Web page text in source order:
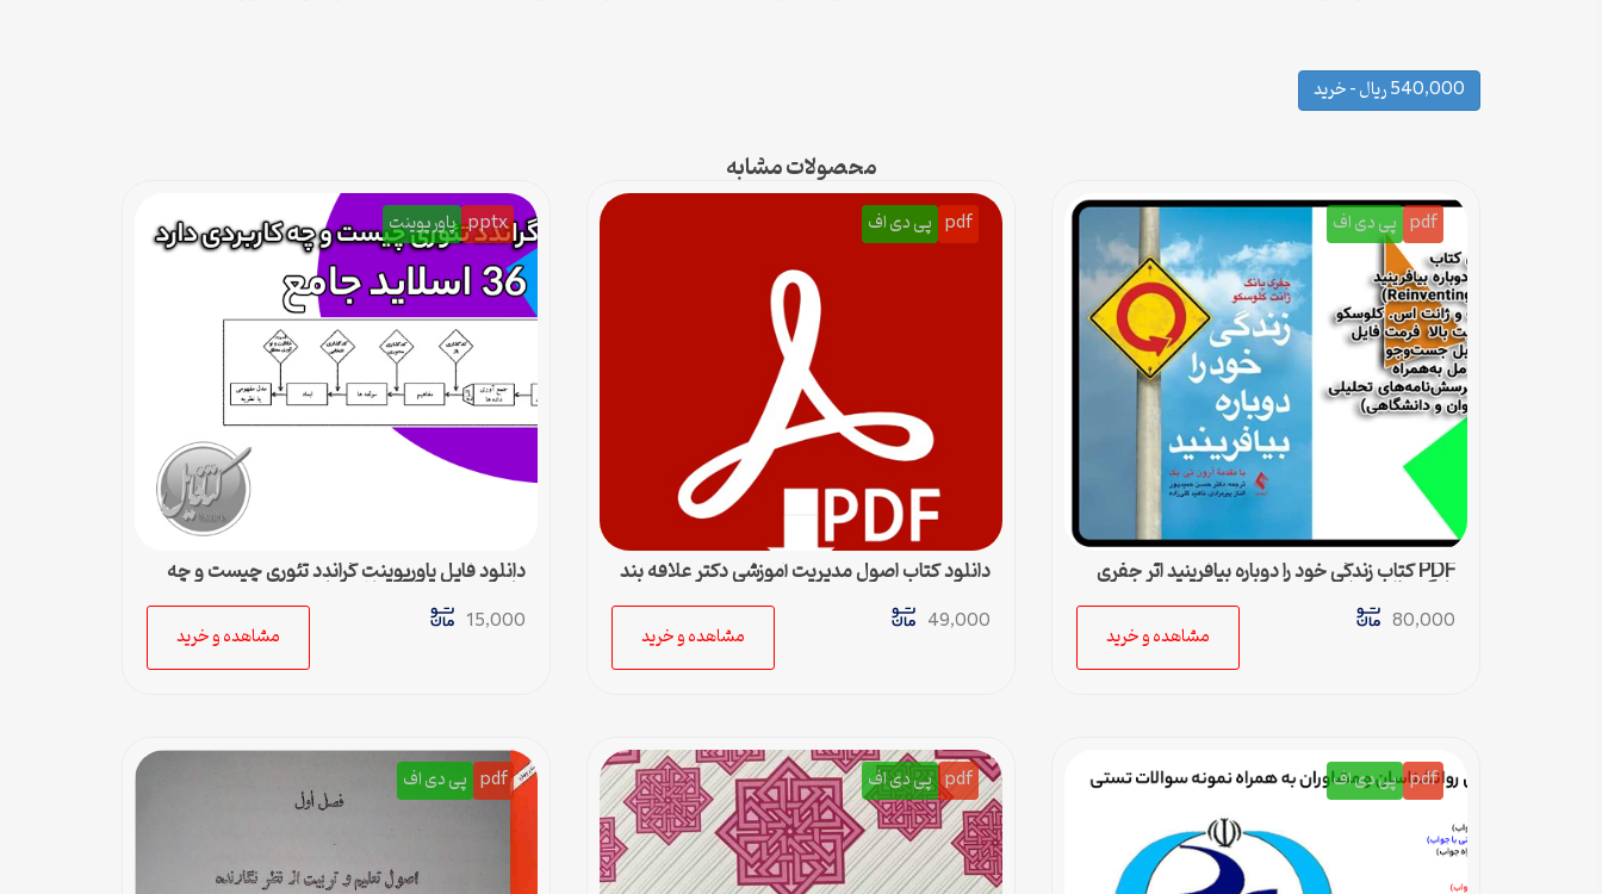
540,000 ریال – خرید
محصولات مشابه
pdf پی دی اف
PDF کتاب زندگی خود را دوباره بیافرینید اثر جفری
یانگ و ژانت کلوسکو
80,000
مشاهده و خرید
pdf پی دی اف
دانلود کتاب اصول مدیریت آموزشی دکتر علاقه بند
49,000
مشاهده و خرید
pptx پاورپوینت
دانلود فایل پاورپوینت گراندد تئوری چیست و چه
کاربردی دارد – 36 اسلاید جامع
15,000
مشاهده و خرید
pdf پی دی اف pdf پی دی اف pdf پی دی اف